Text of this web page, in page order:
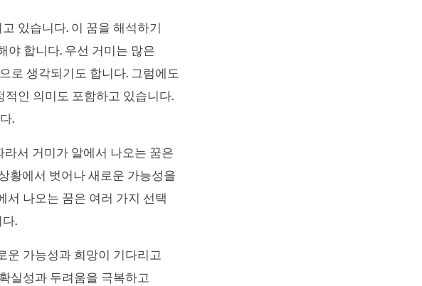
있습니다. 이 꿈을 해석하기
야 합니다. 우선 거미는 많은
로 생각되기도 합니다. 그럼에도
인 의미도 포함하고 있습니다.
.
서 거미가 알에서 나오는 꿈은
황에서 벗어나 새로운 가능성을
서 나오는 꿈은 여러 가지 선택
.
운 가능성과 희망이 기다리고
실성과 두려움을 극복하고